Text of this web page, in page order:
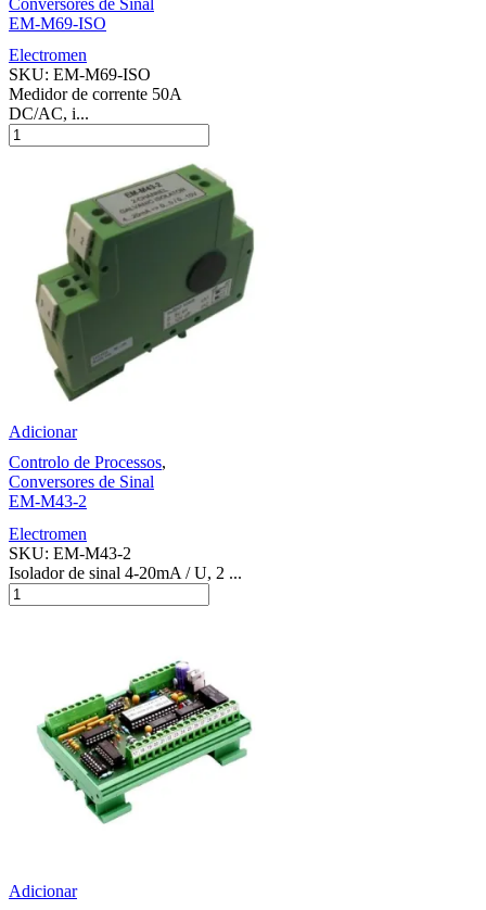
Conversores de Sinal
EM-M69-ISO
Electromen
SKU: EM-M69-ISO
Medidor de corrente 50A
DC/AC, i...
Adicionar
Controlo de Processos,
Conversores de Sinal
EM-M43-2
Electromen
SKU: EM-M43-2
Isolador de sinal 4-20mA / U, 2 ...
Adicionar